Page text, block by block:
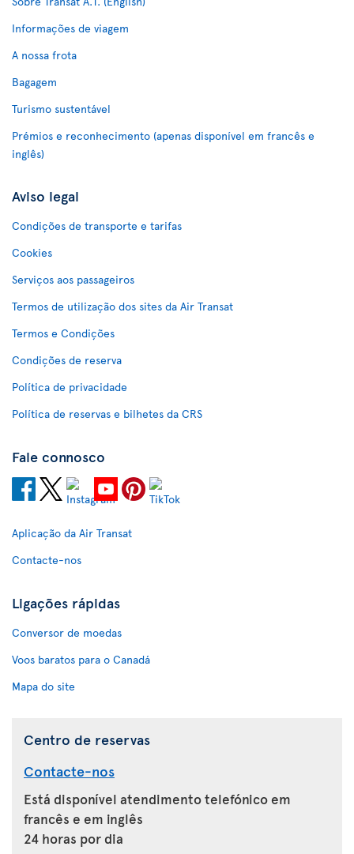
Informações de viagem
A nossa frota
Bagagem
Turismo sustentável
Prémios e reconhecimento (apenas disponível em francês e
inglês)
Aviso legal
Condições de transporte e tarifas
Cookies
Serviços aos passageiros
Termos de utilização dos sites da Air Transat
Termos e Condições
Condições de reserva
Política de privacidade
Política de reservas e bilhetes da CRS
Fale connosco
Aplicação da Air Transat
Contacte-nos
Ligações rápidas
Conversor de moedas
Voos baratos para o Canadá
Mapa do site
Centro de reservas
Contacte-nos
Está disponível atendimento telefónico em
francês e em inglês
24 horas por dia